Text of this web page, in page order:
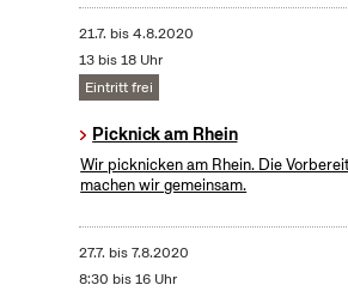
21.7. bis4.8.2020
13 bis 18 Uhr
Eintritt frei
Picknick am Rhein
Wir picknicken am Rhein. Die
machen wir gemeinsam.
27.7. bis7.8.2020
8:30 bis 16 Uhr